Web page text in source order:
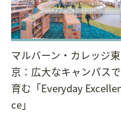
マルバーン・カレッジ東
京：広大なキャンパスで
育む「Everyday
ce」